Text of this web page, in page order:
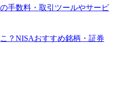
手数料・取引ツールやサービ
？NISAおすすめ銘柄・証券